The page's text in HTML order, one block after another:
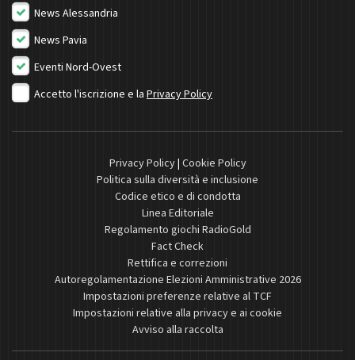
News Alessandria
News Pavia
Eventi Nord-Ovest
Accetto l'iscrizione e la Privacy Policy
Privacy Policy| Cookie Policy
Politica sulla diversità e inclusione
Codice etico e di condotta
Linea Editoriale
Regolamento giochi RadioGold
Fact Check
Rettifica e correzioni
Autoregolamentazione Elezioni Amministrative 2026
Impostazioni preferenze relative al TCF
Impostazioni relative alla privacy e ai cookie
Avviso alla raccolta